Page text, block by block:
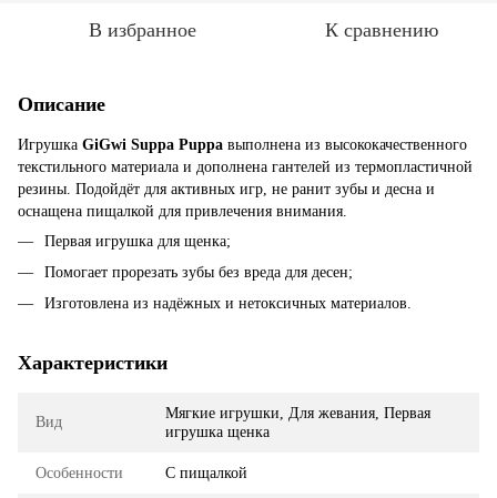
В избранное К сравнению
Описание
Игрушка GiGwi Suppa Puppa выполнена из высококачественного
текстильного материала и дополнена гантелей из термопластичной
резины. Подойдёт для активных игр, не ранит зубы и десна и
оснащена пищалкой для привлечения внимания.
Первая игрушка для щенка;
Помогает прорезать зубы без вреда для десен;
Изготовлена из надёжных и нетоксичных материалов.
Характеристики
Вид
Мягкие игрушки, Для жевания, Первая
игрушка щенка
Особенности С пищалкой